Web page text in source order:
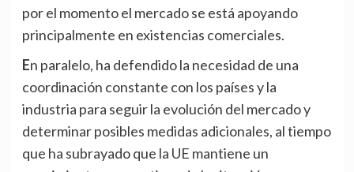
por el momento el mercado se está apoyando
principalmente en existencias comerciales.
En paralelo, ha defendido la necesidad de una
coordinación constante con los países y la
industria para seguir la evolución del mercado y
determinar posibles medidas adicionales, al tiempo
que ha subrayado que la UE mantiene un